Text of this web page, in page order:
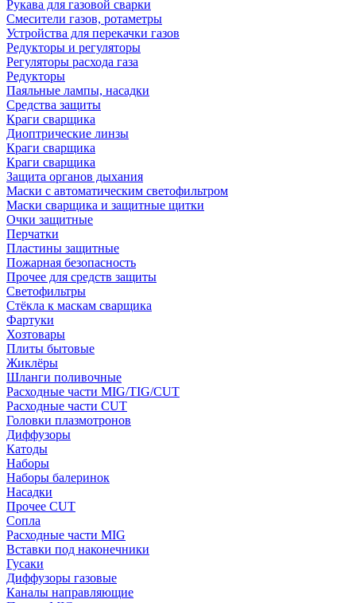
Рукава для газовой сварки
Смесители газов, ротаметры
Устройства для перекачки газов
Редукторы и регуляторы
Регуляторы расхода газа
Редукторы
Паяльные лампы, насадки
Средства защиты
Краги сварщика
Диоптрические линзы
Краги сварщика
Краги сварщика
Защита органов дыхания
Маски с автоматическим светофильтром
Маски сварщика и защитные щитки
Очки защитные
Перчатки
Пластины защитные
Пожарная безопасность
Прочее для средств защиты
Светофильтры
Стёкла к маскам сварщика
Фартуки
Хозтовары
Плиты бытовые
Жиклёры
Шланги поливочные
Расходные части MIG/TIG/CUT
Расходные части CUT
Головки плазмотронов
Диффузоры
Катоды
Наборы
Наборы балеринок
Насадки
Прочее CUT
Сопла
Расходные части MIG
Вставки под наконечники
Гусаки
Диффузоры газовые
Каналы направляющие